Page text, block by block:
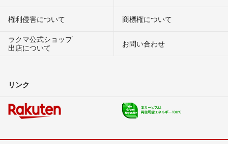
権利侵害について
商標権について
ラクマ公式ショップ
出店について
お問い合わせ
リンク